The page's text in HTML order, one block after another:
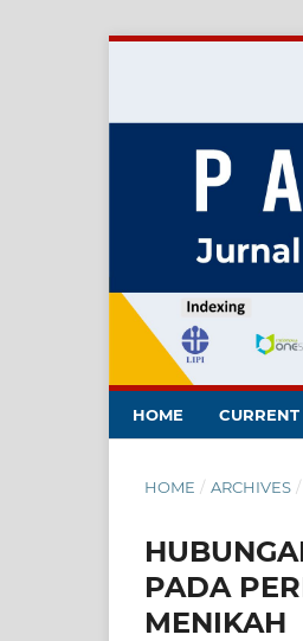
HOME CURRENT
HOME / ARCHIVES /
PADA
MENIKAH